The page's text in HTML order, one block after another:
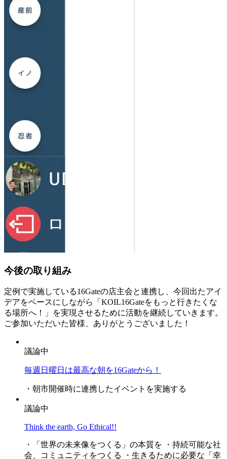
今後の取り組み
定例で実施している16Gateの店主会と連携し、今回出たアイ
デアをベースにしながら「KOIL16Gateをもっと行きたくな
る場所へ！」を実現させるために活動を継続していきます。
ご参加いただいた皆様、ありがとうございました！
議論中
毎週日曜日は最高な朝を16Gateから！
・朝市開催時に連携したイベントを実施する
議論中
Think the earth, Go Ethical!!
・「世界の未来像をつくる」の本質を ・持続可能な社
会、コミュニティをつくる ・生きるために必要な「幸